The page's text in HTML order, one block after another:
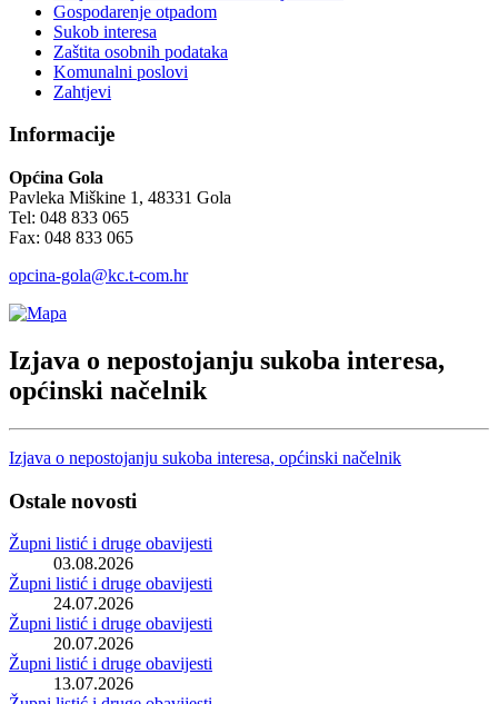
Gospodarenje otpadom
Sukob interesa
Zaštita osobnih podataka
Komunalni poslovi
Zahtjevi
Informacije
Općina Gola
Pavleka Miškine 1, 48331 Gola
Tel: 048 833 065
Fax: 048 833 065
opcina-gola@kc.t-com.hr
Izjava o nepostojanju sukoba interesa,
općinski načelnik
Izjava o nepostojanju sukoba interesa, općinski načelnik
Ostale novosti
Župni listić i druge obavijesti
03.08.2026
Župni listić i druge obavijesti
24.07.2026
Župni listić i druge obavijesti
20.07.2026
Župni listić i druge obavijesti
13.07.2026